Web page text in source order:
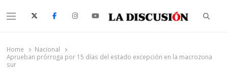
Menu
Home
Nacional
Aprueban prórroga por 15 días del estado excepción en la macrozona
sur